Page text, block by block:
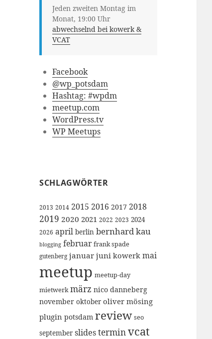
Jeden zweiten Montag im
Monat, 19:00 Uhr
abwechselnd bei kowerk &
VCAT
Facebook
@wp_potsdam
Hashtag: #wpdm
meetup.com
WordPress.tv
WP Meetups
SCHLAGWÖRTER
2013 2014 2015 2016 2017 2018
2019 2020 2021 2022 2023 2024
2026 april berlin bernhard kau
blogging februar frank spade
gutenberg januar juni kowerk mai
meetup meetup-day
mietwerk märz nico danneberg
november oktober oliver mösing
plugin potsdam review seo
september slidesterminvcat